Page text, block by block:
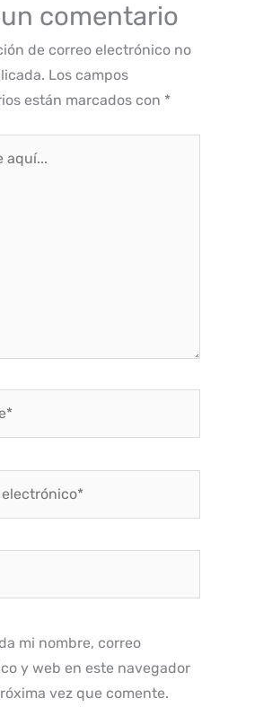
comentario
de correo electrónico no
Los campos
están marcados con *
mi nombre, correo
y web en este navegador
vez que comente.